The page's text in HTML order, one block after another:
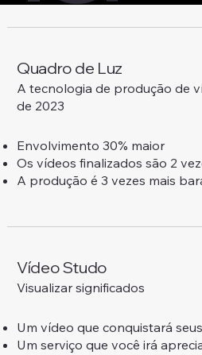
Quadro de Luz
A tecnologia de produção de
de 2023
Envolvimento 30% maior
Os vídeos finalizados são 2
A produção é 3 vezes mais
Vídeo Studo
Visualizar significados
Um vídeo que conquistará
Um serviço que você irá